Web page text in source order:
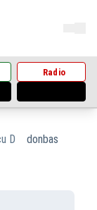
Radio
D donbas